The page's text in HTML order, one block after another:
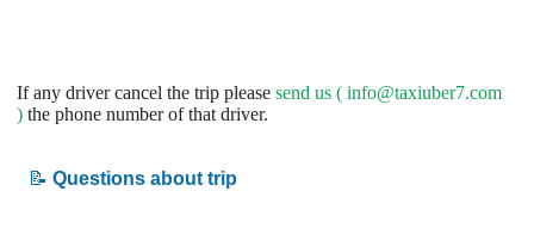
If any driver cancel the trip please send us ( info@taxiuber7.com
) the phone number of that driver.
📝 Questions about trip